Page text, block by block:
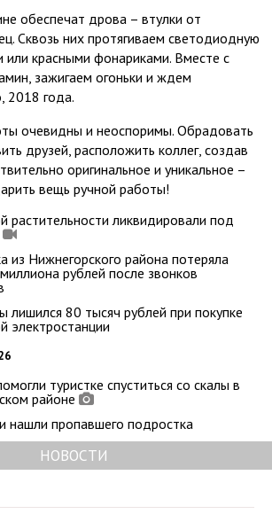
обеспечат дрова – втулки от
Сквозь них протягиваем светодиодную
или красными фонариками. Вместе с
зажигаем огоньки и ждем
2018 года.
очевидны и неоспоримы. Обрадовать
друзей, расположить коллег, создав
оригинальное и уникальное –
вещь ручной работы!
растительности ликвидировали под
из Нижнегорского района потеряла
рублей после звонков
лишился 80 тысяч рублей при покупке
электростанции
туристке спуститься со скалы в
районе
нашли пропавшего подростка
НОВОСТИ